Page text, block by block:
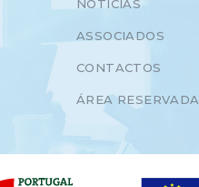
NOTÍCIAS
ASSOCIADOS
CONTACTOS
ÁREA RESERVADA